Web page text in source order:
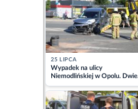
25 LIPCA
Wypadek na ulicy
Niemodlińskiej w Opolu. Dwie
osoby w szpitalu